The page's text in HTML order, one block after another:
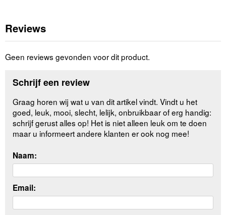
Reviews
Geen reviews gevonden voor dit product.
Schrijf een review
Graag horen wij wat u van dit artikel vindt. Vindt u het
goed, leuk, mooi, slecht, lelijk, onbruikbaar of erg handig:
schrijf gerust alles op! Het is niet alleen leuk om te doen
maar u informeert andere klanten er ook nog mee!
Naam:
Email: